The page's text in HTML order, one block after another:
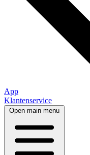
App
Klantenservice
Open main menu